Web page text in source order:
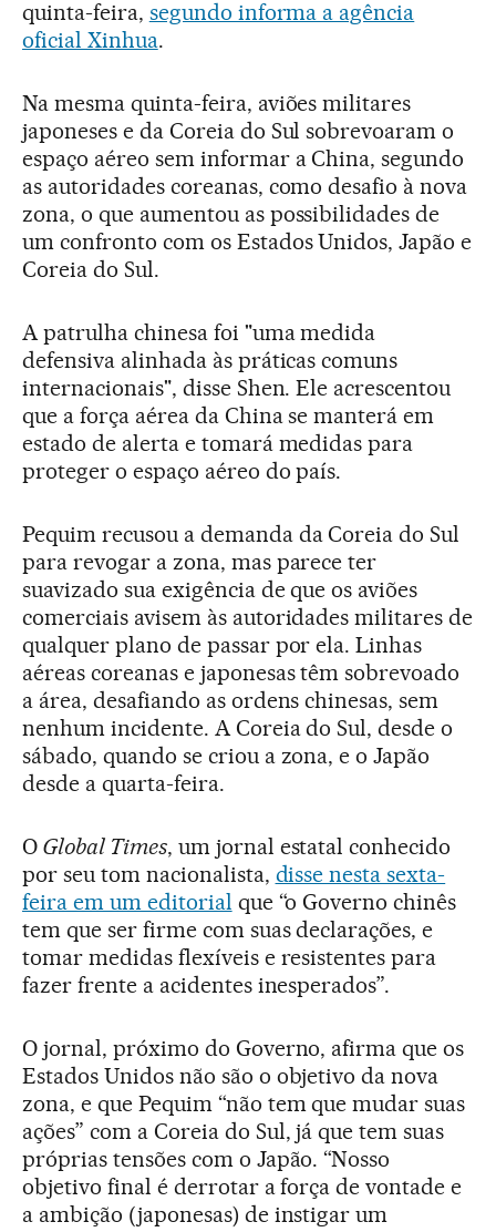
quinta-feira, segundo informa a agência
oficial Xinhua.
Na mesma quinta-feira, aviões militares
japoneses e da Coreia do Sul sobrevoaram o
espaço aéreo sem informar a China, segundo
as autoridades coreanas, como desafio à nova
zona, o que aumentou as possibilidades de
um confronto com os Estados Unidos, Japão e
Coreia do Sul.
A patrulha chinesa foi "uma medida
defensiva alinhada às práticas comuns
internacionais", disse Shen. Ele acrescentou
que a força aérea da China se manterá em
estado de alerta e tomará medidas para
proteger o espaço aéreo do país.
Pequim recusou a demanda da Coreia do Sul
para revogar a zona, mas parece ter
suavizado sua exigência de que os aviões
comerciais avisem às autoridades militares de
qualquer plano de passar por ela. Linhas
aéreas coreanas e japonesas têm sobrevoado
a área, desafiando as ordens chinesas, sem
nenhum incidente. A Coreia do Sul, desde o
sábado, quando se criou a zona, e o Japão
desde a quarta-feira.
OGlobal Times, um jornal estatal conhecido
por seu tom nacionalista, disse nesta sexta-
feira em um editorial que “o Governo chinês
tem que ser firme com suas declarações, e
tomar medidas flexíveis e resistentes para
fazer frente a acidentes inesperados”.
O jornal, próximo do Governo, afirma que os
Estados Unidos não são o objetivo da nova
zona, e que Pequim “não tem que mudar suas
ações” com a Coreia do Sul, já que tem suas
próprias tensões com o Japão. “Nosso
objetivo final é derrotar a força de vontade e
a ambição (japonesas) de instigar um